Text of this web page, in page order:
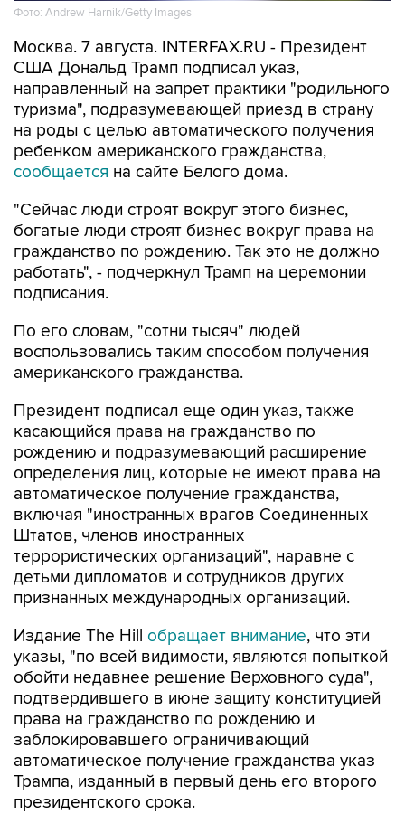
Фото: Andrew Harnik/Getty Images
Москва. 7 августа. INTERFAX.RU - Президент
США Дональд Трамп подписал указ,
направленный на запрет практики "родильного
туризма", подразумевающей приезд в страну
на роды с целью автоматического получения
ребенком американского гражданства,
сообщается на сайте Белого дома.
"Сейчас люди строят вокруг этого бизнес,
богатые люди строят бизнес вокруг права на
гражданство по рождению. Так это не должно
работать", - подчеркнул Трамп на церемонии
подписания.
По его словам, "сотни тысяч" людей
воспользовались таким способом получения
американского гражданства.
Президент подписал еще один указ, также
касающийся права на гражданство по
рождению и подразумевающий расширение
определения лиц, которые не имеют права на
автоматическое получение гражданства,
включая "иностранных врагов Соединенных
Штатов, членов иностранных
террористических организаций", наравне с
детьми дипломатов и сотрудников других
признанных международных организаций.
Издание The Hill обращает внимание, что эти
указы, "по всей видимости, являются попыткой
обойти недавнее решение Верховного суда",
подтвердившего в июне защиту конституцией
права на гражданство по рождению и
заблокировавшего ограничивающий
автоматическое получение гражданства указ
Трампа, изданный в первый день его второго
президентского срока.